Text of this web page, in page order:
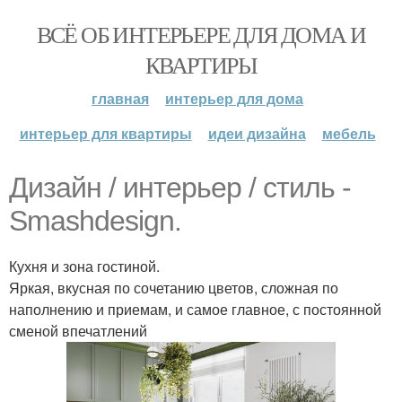
ВСЁ ОБ ИНТЕРЬЕРЕ ДЛЯ ДОМА И
КВАРТИРЫ
главная
интерьер для дома
интерьер для квартиры
идеи дизайна мебель
Дизайн / интерьер / стиль -
Smashdesign.
Кухня и зона гостиной.
Яркая, вкусная по сочетанию цветов, сложная по
наполнению и приемам, и самое главное, с постоянной
сменой впечатлений